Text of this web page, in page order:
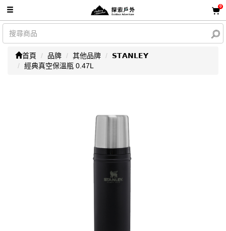
0
首頁 品牌 其他品牌
𝗦𝗧𝗔𝗡𝗟𝗘𝗬
經典真空保溫瓶 0.47L